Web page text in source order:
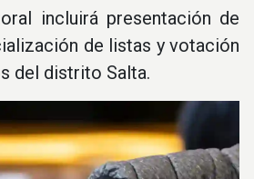
incluirá presentación de
de listas y votación
del distrito Salta.